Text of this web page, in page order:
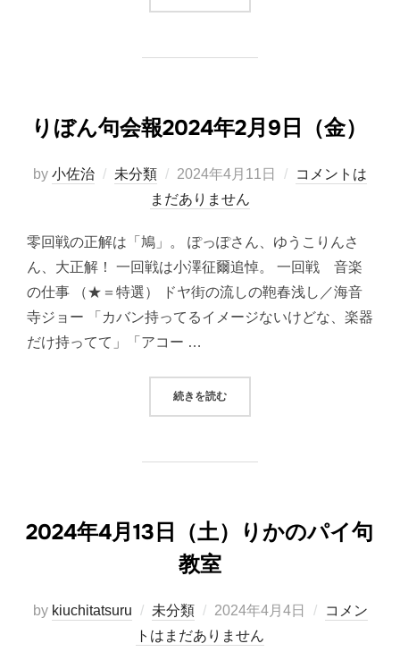
りぼん句会報2024年2月9日（金）
by 小佐治 未分類
投
稿
2024年4月11日
コメントは
まだありません
零回戦の正解は「鳩」。 ぽっぽさん、ゆうこりんさ
ん、大正解！ 一回戦は小澤征爾追悼。 一回戦 音楽
の仕事 （★＝特選） ドヤ街の流しの鞄春浅し／海音
寺ジョー 「カバン持ってるイメージないけどな、楽器
だけ持ってて」「アコー …
続きを読む“りぼん句会報2024年2月9日（金
2024年4月13日（土）りかのパイ句
教室
by kiuchitatsuru 未分類
投
稿
2024年4月4日
コメン
トはまだありません